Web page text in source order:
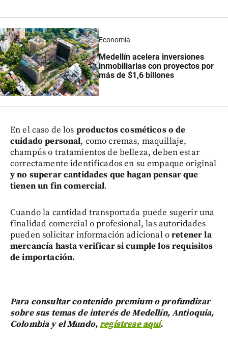
Economía
Medellín acelera inversiones
inmobiliarias con proyectos por
más de $1,6 billones
En el caso de los productos cosméticos o de
cuidado personal, como cremas, maquillaje,
champús o tratamientos de belleza, deben estar
correctamente identificados en su empaque original
y no superar cantidades que hagan pensar que
tienen un fin comercial.
Cuando la cantidad transportada puede sugerir una
finalidad comercial o profesional, las autoridades
pueden solicitar información adicional oretener la
mercancía hasta verificar si cumple los requisitos
de importación.
Para consultar contenido premium o profundizar
sobre sus temas de interés de Medellín, Antioquia,
Colombia y el Mundo,regístrese aquí.